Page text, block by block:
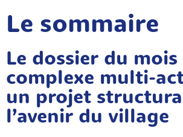
Le sommaire
Le dossier du
complexe multi-
un projet
l’avenir du village